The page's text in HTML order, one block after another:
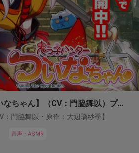
【鬼っ子ハンターついなちゃん】（CV：門脇舞以）プロジェクト！
：門脇舞以・原作：大辺璃紗季】
音声・ASMR